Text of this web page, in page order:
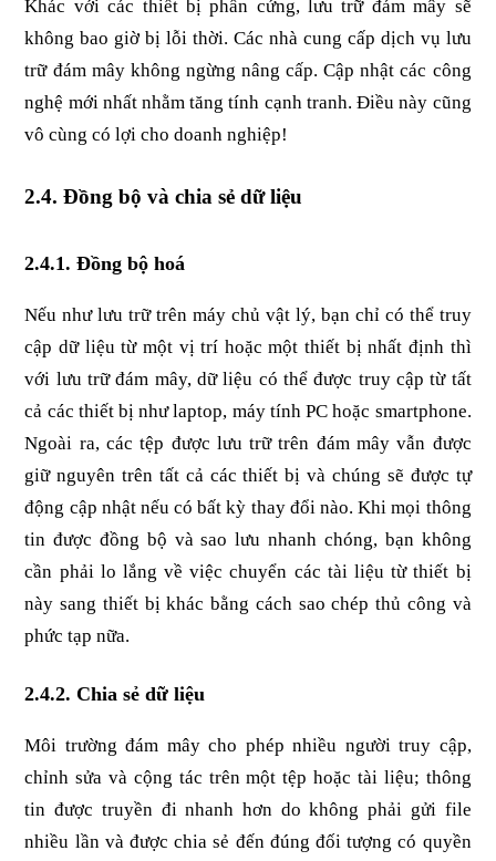
Khác với các thiết bị phần cứng, lưu trữ đám mây sẽ
không bao giờ bị lỗi thời. Các nhà cung cấp dịch vụ lưu
trữ đám mây không ngừng nâng cấp. Cập nhật các công
nghệ mới nhất nhằm tăng tính cạnh tranh. Điều này cũng
vô cùng có lợi cho doanh nghiệp!
2.4. Đồng bộ và chia sẻ dữ liệu
2.4.1. Đồng bộ hoá
Nếu như lưu trữ trên máy chủ vật lý, bạn chỉ có thể truy
cập dữ liệu từ một vị trí hoặc một thiết bị nhất định thì
với lưu trữ đám mây, dữ liệu có thể được truy cập từ tất
cả các thiết bị như laptop, máy tính PC hoặc smartphone.
Ngoài ra, các tệp được lưu trữ trên đám mây vẫn được
giữ nguyên trên tất cả các thiết bị và chúng sẽ được tự
động cập nhật nếu có bất kỳ thay đổi nào. Khi mọi thông
tin được đồng bộ và sao lưu nhanh chóng, bạn không
cần phải lo lắng về việc chuyển các tài liệu từ thiết bị
này sang thiết bị khác bằng cách sao chép thủ công và
phức tạp nữa.
2.4.2. Chia sẻ dữ liệu
Môi trường đám mây cho phép nhiều người truy cập,
chỉnh sửa và cộng tác trên một tệp hoặc tài liệu; thông
tin được truyền đi nhanh hơn do không phải gửi file
nhiều lần và được chia sẻ đến đúng đối tượng có quyền